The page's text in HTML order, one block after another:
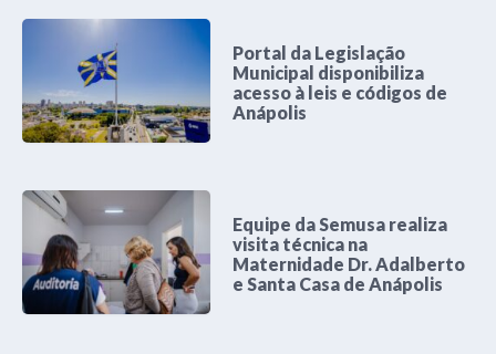
Portal da Legislação
Municipal disponibiliza
acesso à leis e códigos de
Anápolis
Equipe da Semusa realiza
visita técnica na
Maternidade Dr. Adalberto
e Santa Casa de Anápolis